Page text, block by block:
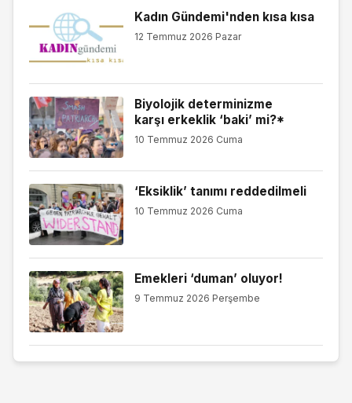
Kadın Gündemi'nden kısa kısa
12 Temmuz 2026 Pazar
Biyolojik determinizme
karşı erkeklik ‘baki’ mi?*
10 Temmuz 2026 Cuma
‘Eksiklik’ tanımı reddedilmeli
10 Temmuz 2026 Cuma
Emekleri ‘duman’ oluyor!
9 Temmuz 2026 Perşembe